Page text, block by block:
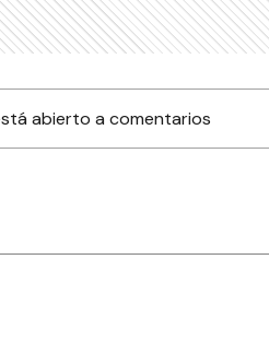
abierto a comentarios